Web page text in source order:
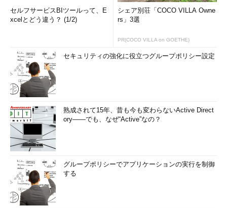
ライアントを登録するだけで、RADIUSによるリモート認証が利
用できる。なおServer OSのエディションによって、いくらか機
Editionでは最大50のRADIUSクライアントまで、サーバグループ
は2つまでとなっているが、Enterprise Editionではその制限はな
い。またWindows Server 2003のIASサービスはWindows 2000
Serverのそれよりも機能強化されており、例えばRADIUSプロキ
シのサポート、IEEE 802.1Xワイヤレスおよび認証スイッチのサ
ポート、リモートアクセスポリシーや検疫制御の強化、SQL
Serverへのログ出力ほか、さまざまな機能を持つ。詳細について
はIASサービスのヘルプを参照していただきたい。
■この記事と関連性の高い別の記事
「Google認証システム」アプリとAndroid端末で2段階認
証を実現する
「Google Authenticator」アプリとiPhone／iPadで2段階
セルフサービスBIツールって、E
xcelとどう違う？ (1/2)
シェア別荘「COCO VILLA Owne
rs」3選
PR(COCO VILLA on GOETHE)
セキュリティの強化に役立つグループポリシー設定
熟成されて15年、昔も今も変わらないActive Direct
ory――でも、なぜ“Active”なの？
グループポリシーでアプリケーションの実行を制御
する